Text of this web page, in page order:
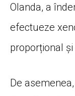
Olanda, a
efectueze
proporțional și
De